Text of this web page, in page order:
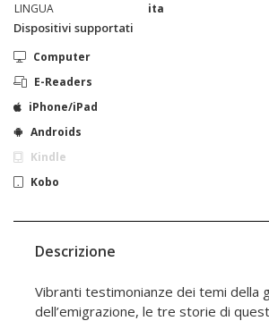
LINGUA
ita
Dispositivi supportati
Computer
E-Readers
iPhone/iPad
Androids
Kindle
Kobo
Descrizione
Vibranti testimonianze dei temi della
dell’emigrazione, le tre storie di